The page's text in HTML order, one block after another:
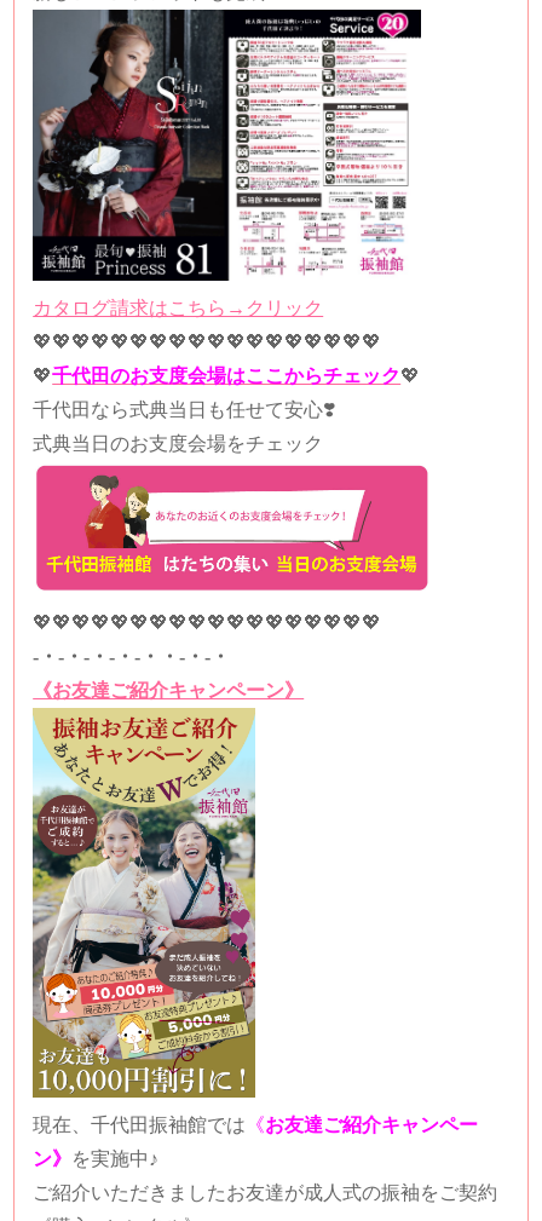
カタログ請求はこちら→クリック
💖💖💖💖💖💖💖💖💖💖💖💖💖💖💖💖💖💖
💖千代田のお支度会場はここからチェック💖
千代田なら式典当日も任せて安心❣️
式典当日のお支度会場をチェック
💖💖💖💖💖💖💖💖💖💖💖💖💖💖💖💖💖💖
-・-・-・-・-・・-・-・
《お友達ご紹介キャンペーン》
現在、千代田振袖館では 《お友達ご紹介キャンペー
ン》 を実施中♪
ご紹介いただきましたお友達が成人式の振袖をご契約